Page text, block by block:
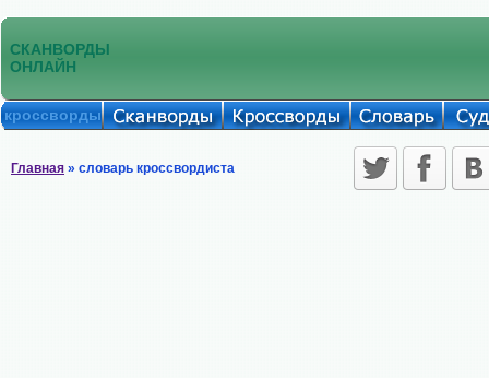
СКАНВОРДЫ
ОНЛАЙН
кроссворды
Главная » словарь кроссвордиста